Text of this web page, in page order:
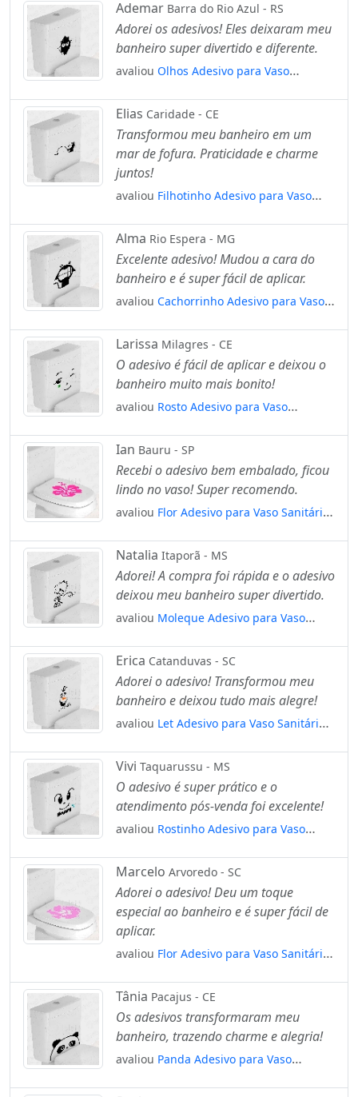
Ademar Barra do Rio Azul - RS
Adorei os adesivos! Eles deixaram meu
banheiro super divertido e diferente.
avaliou Olhos Adesivo para Vaso
Elias Caridade - CE
Transformou meu banheiro em um
mar de fofura. Praticidade e charme
juntos!
avaliou Filhotinho Adesivo para Vaso
Alma Rio Espera - MG
Excelente adesivo! Mudou a cara do
banheiro e é super fácil de aplicar.
avaliou Cachorrinho Adesivo para Vaso
Larissa Milagres - CE
O adesivo é fácil de aplicar e deixou o
banheiro muito mais bonito!
avaliou Rosto Adesivo para Vaso
Ian Bauru - SP
Recebi o adesivo bem embalado, ficou
lindo no vaso! Super recomendo.
avaliou Flor Adesivo para Vaso Sanitário
Natalia Itaporã - MS
Adorei! A compra foi rápida e o adesivo
deixou meu banheiro super divertido.
avaliou Moleque Adesivo para Vaso
Erica Catanduvas - SC
Adorei o adesivo! Transformou meu
banheiro e deixou tudo mais alegre!
avaliou Let Adesivo para Vaso Sanitário e
Vivi Taquarussu - MS
O adesivo é super prático e o
atendimento pós-venda foi excelente!
avaliou Rostinho Adesivo para Vaso
Marcelo Arvoredo - SC
Adorei o adesivo! Deu um toque
especial ao banheiro e é super fácil de
aplicar.
avaliou Flor Adesivo para Vaso Sanitário
Tânia Pacajus - CE
Os adesivos transformaram meu
banheiro, trazendo charme e alegria!
avaliou Panda Adesivo para Vaso